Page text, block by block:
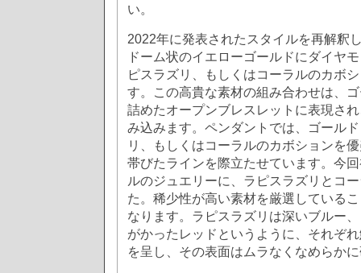
い。
2022年に発表されたスタイルを再解釈
ドーム状のイエローゴールドにダイヤ
ピスラズリ、もしくはコーラルのカボ
す。この高貴な素材の組み合わせは、
詰めたオープンブレスレットに表現さ
み込みます。ペンダントでは、ゴール
リ、もしくはコーラルのカボションを
帯びたラインを際立たせています。今
ルのジュエリーに、ラピスラズリとコ
た。稀少性が高い素材を厳選している
なります。ラピスラズリは深いブルー
がかったレッドというように、それぞ
を呈し、その表面はムラなくなめらか